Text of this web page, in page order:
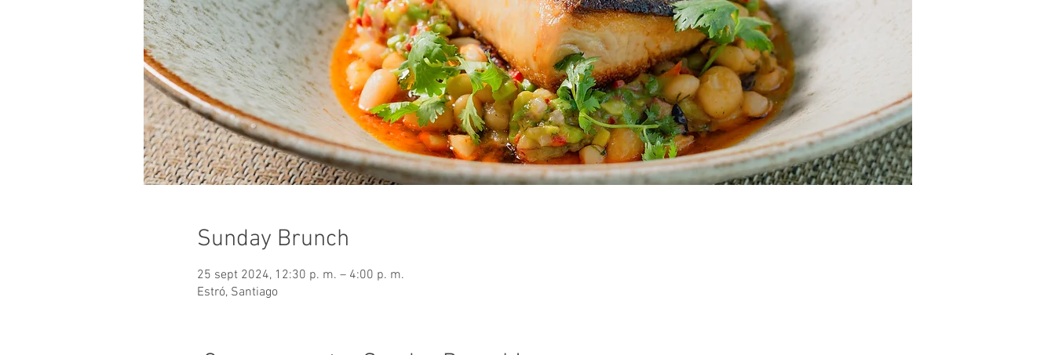
Sunday Brunch
25 sept 2024, 12:30 p. m. – 4:00 p. m.
Estró, Santiago